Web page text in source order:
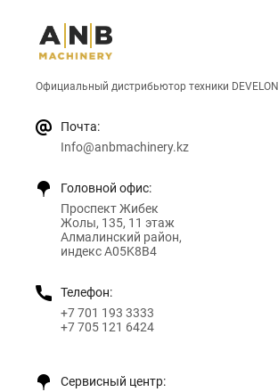
Официальный дистрибьютор техники DEVELON
Почта:
Info@anbmachinery.kz
Головной офис:
Проспект Жибек
Жолы, 135, 11 этаж
Алмалинский район,
индекс A05K8B4
Телефон:
+7 701 193 3333
+7 705 121 6424
Сервисный центр: